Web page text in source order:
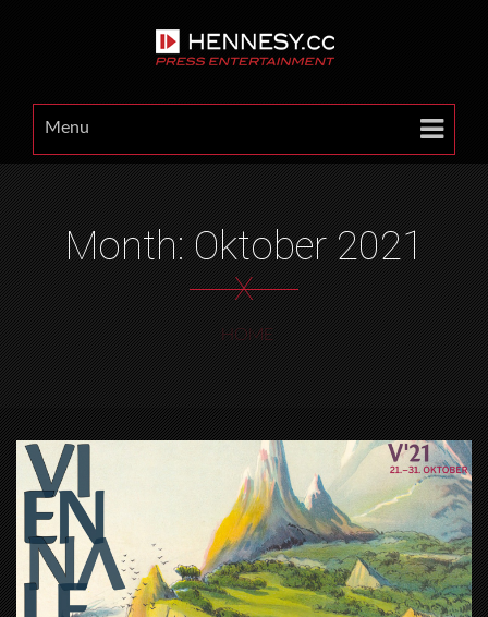
Menu
Month: Oktober 2021
X
HOME